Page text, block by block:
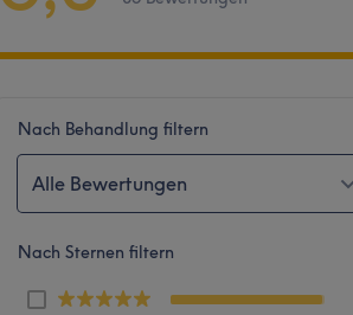
Nach Behandlung filtern
Alle Bewertungen
Nach Sternen filtern